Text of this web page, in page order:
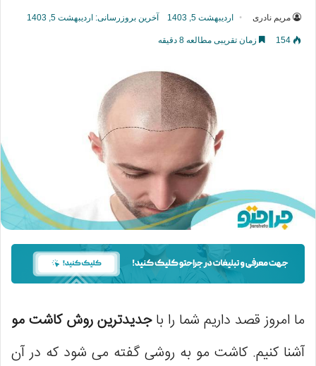
مریم نادری اردیبهشت 5, 1403 آخرین بروزرسانی: اردیبهشت 5, 1403
154 زمان تقریبی مطالعه 8 دقیقه
ما امروز قصد داریم شما را باجدیدترین روش کاشت مو
آشنا کنیم. کاشت مو به روشی گفته می ‌شود که در آن